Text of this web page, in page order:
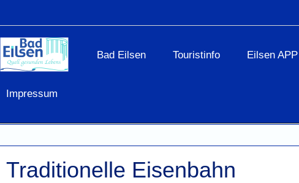
Bad Eilsen Touristinfo Eilsen APP
Impressum
Traditionelle Eisenbahn